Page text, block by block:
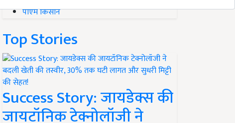
पीएम किसान
Top Stories
Success Story: जायडेक्स की
जायटॉनिक टेक्नोलॉजी ने